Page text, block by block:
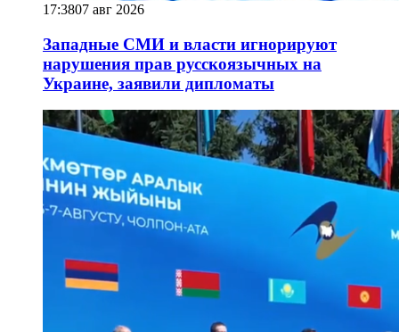
17:3807 авг 2026
Западные СМИ и власти игнорируют
нарушения прав русскоязычных на
Украине, заявили дипломаты